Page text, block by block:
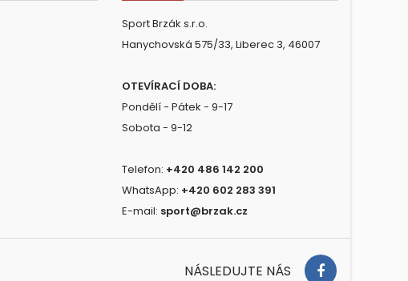
Sport Brzák s.r.o.
Hanychovská 575/33, Liberec 3, 46007
OTEVÍRACÍ DOBA:
Pondělí - Pátek - 9-17
Sobota - 9-12
Telefon: +420 486 142 200
WhatsApp: +420 602 283 391
E-mail: sport@brzak.cz
NÁSLEDUJTE NÁS